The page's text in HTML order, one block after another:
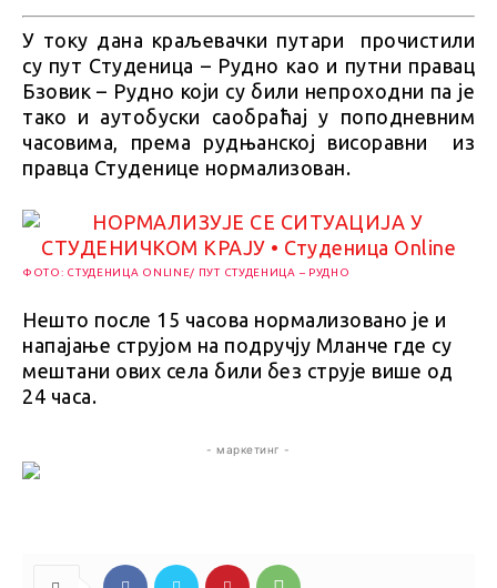
У току дана краљевачки путари прочистили
су пут Студеница – Рудно као и путни правац
Бзовик – Рудно који су били непроходни па је
тако и аутобуски саобраћај у поподневним
часовима, према рудњанској висоравни из
правца Студенице нормализован.
ФОТО: СТУДЕНИЦА ONLINE/ ПУТ СТУДЕНИЦА – РУДНО
Нешто после 15 часова нормализовано је и
напајање струјом на подручју Мланче где су
мештани ових села били без струје више од
24 часа.
- маркетинг -